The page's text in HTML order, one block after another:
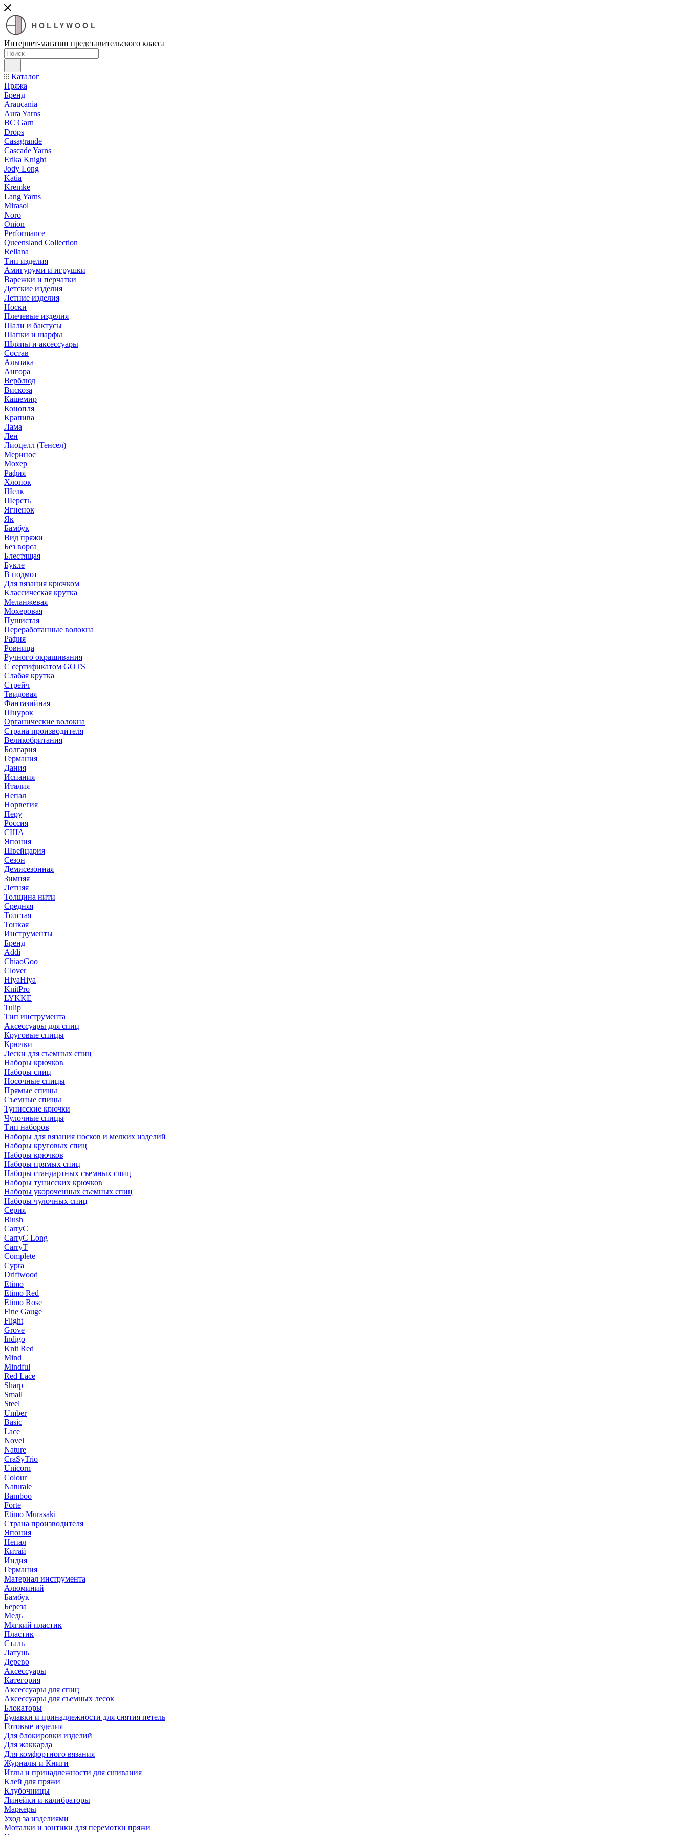
HOLLYWOOL
Интернет-магазин представительского класса
Каталог
Пряжа
Бренд
Araucania
Aura Yarns
BC Garn
Drops
Casagrande
Cascade Yarns
Erika Knight
Jody Long
Katia
Kremke
Lang Yarns
Mirasol
Noro
Onion
Performance
Queensland Collection
Rellana
Тип изделия
Амигуруми и игрушки
Варежки и перчатки
Детские изделия
Летние изделия
Носки
Плечевые изделия
Шали и бактусы
Шапки и шарфы
Шляпы и аксессуары
Состав
Альпака
Ангора
Верблюд
Вискоза
Кашемир
Конопля
Крапива
Лама
Лен
Лиоцелл (Тенсел)
Меринос
Мохер
Рафия
Хлопок
Шелк
Шерсть
Ягненок
Як
Бамбук
Вид пряжи
Без ворса
Блестящая
Букле
В подмот
Для вязания крючком
Классическая крутка
Меланжевая
Мохеровая
Пушистая
Переработанные волокна
Рафия
Ровница
Ручного окрашивания
С сертификатом GOTS
Слабая крутка
Стрейч
Твидовая
Фантазийная
Шнурок
Органические волокна
Страна производителя
Великобритания
Болгария
Германия
Дания
Испания
Италия
Непал
Норвегия
Перу
Россия
США
Япония
Швейцария
Сезон
Демисезонная
Зимняя
Летняя
Толщина нити
Средняя
Толстая
Тонкая
Инструменты
Бренд
Addi
ChiaoGoo
Clover
HiyaHiya
KnitPro
LYKKE
Tulip
Тип инструмента
Аксессуары для спиц
Круговые спицы
Крючки
Лески для съемных спиц
Наборы крючков
Наборы спиц
Носочные спицы
Прямые спицы
Съемные спицы
Тунисские крючки
Чулочные спицы
Тип наборов
Наборы для вязания носков и мелких изделий
Наборы круговых спиц
Наборы крючков
Наборы прямых спиц
Наборы стандартных съемных спиц
Наборы тунисских крючков
Наборы укороченных съемных спиц
Наборы чулочных спиц
Серия
Blush
CarryC
CarryC Long
CarryT
Complete
Cypra
Driftwood
Etimo
Etimo Red
Etimo Rose
Fine Gauge
Flight
Grove
Indigo
Knit Red
Mind
Mindful
Red Lace
Sharp
Small
Steel
Umber
Basic
Lace
Novel
Nature
CraSyTrio
Unicorn
Colour
Naturale
Bamboo
Forte
Etimo Murasaki
Страна производителя
Япония
Непал
Китай
Индия
Германия
Материал инструмента
Алюминий
Бамбук
Береза
Медь
Мягкий пластик
Пластик
Сталь
Латунь
Дерево
Аксессуары
Категория
Аксессуары для спиц
Аксессуары для съемных лесок
Блокаторы
Булавки и принадлежности для снятия петель
Готовые изделия
Для блокировки изделий
Для жаккарда
Для комфортного вязания
Журналы и Книги
Иглы и принадлежности для сшивания
Клей для пряжи
Клубочницы
Линейки и калибраторы
Маркеры
Уход за изделиями
Моталки и зонтики для перемотки пряжи